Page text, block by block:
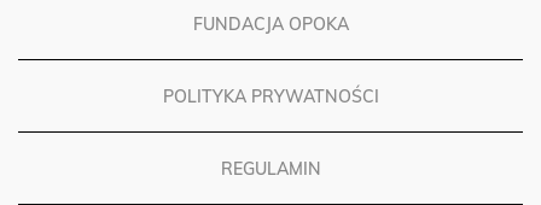
FUNDACJA OPOKA
POLITYKA PRYWATNOŚCI
REGULAMIN